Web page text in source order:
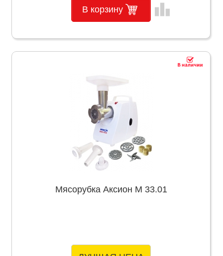
В корзину leaderboard
Мясорубка Аксион М 33.01